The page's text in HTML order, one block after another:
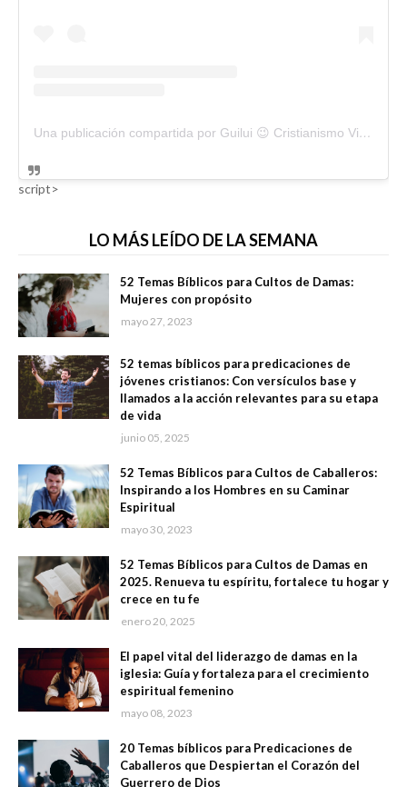
Una publicación compartida por Guilui 😉 Cristianismo Viral (@guiluiviral)
script>
LO MÁS LEÍDO DE LA SEMANA
52 Temas Bíblicos para Cultos de Damas:
Mujeres con propósito
mayo 27, 2023
52 temas bíblicos para predicaciones de
jóvenes cristianos: Con versículos base y
llamados a la acción relevantes para su etapa
de vida
junio 05, 2025
52 Temas Bíblicos para Cultos de Caballeros:
Inspirando a los Hombres en su Caminar
Espiritual
mayo 30, 2023
52 Temas Bíblicos para Cultos de Damas en
2025. Renueva tu espíritu, fortalece tu hogar y
crece en tu fe
enero 20, 2025
El papel vital del liderazgo de damas en la
iglesia: Guía y fortaleza para el crecimiento
espiritual femenino
mayo 08, 2023
20 Temas bíblicos para Predicaciones de
Caballeros que Despiertan el Corazón del
Guerrero de Dios